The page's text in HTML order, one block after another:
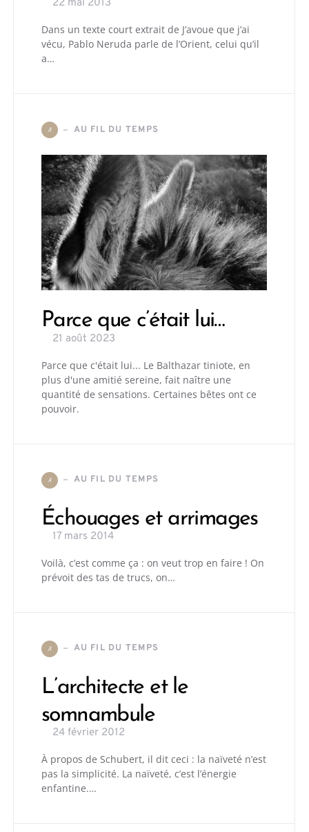
22 mai 2013
Dans un texte court extrait de J’avoue que j’ai
vécu, Pablo Neruda parle de l’Orient, celui qu’il
a…
A AU FIL DU TEMPS
Parce que c’était lui…
21 août 2023
Parce que c'était lui... Le Balthazar tiniote, en
plus d'une amitié sereine, fait naître une
quantité de sensations. Certaines bêtes ont ce
pouvoir.
A AU FIL DU TEMPS
Échouages et arrimages
17 mars 2014
Voilà, c’est comme ça : on veut trop en faire ! On
prévoit des tas de trucs, on…
A AU FIL DU TEMPS
L’architecte et le
somnambule
24 février 2012
À propos de Schubert, il dit ceci : la naïveté n’est
pas la simplicité. La naïveté, c’est l’énergie
enfantine.…